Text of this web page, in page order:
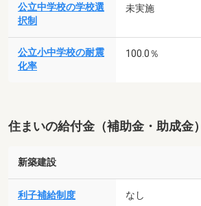
公立中学校の学校選
択制
未実施
公立小中学校の耐震
化率
100.0％
住まいの給付金（補助金・助成金）
新築建設
利子補給制度 なし